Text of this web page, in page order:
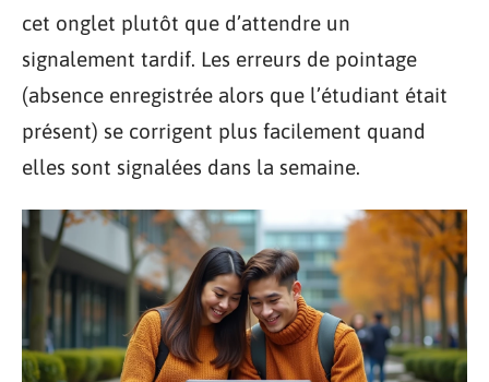
cet onglet plutôt que d’attendre un
signalement tardif. Les erreurs de pointage
(absence enregistrée alors que l’étudiant était
présent) se corrigent plus facilement quand
elles sont signalées dans la semaine.